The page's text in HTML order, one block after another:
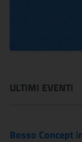
ULTIMI EVENTI
Bosso Concept